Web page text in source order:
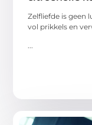
Zelfliefde is geen
vol prikkels en
...